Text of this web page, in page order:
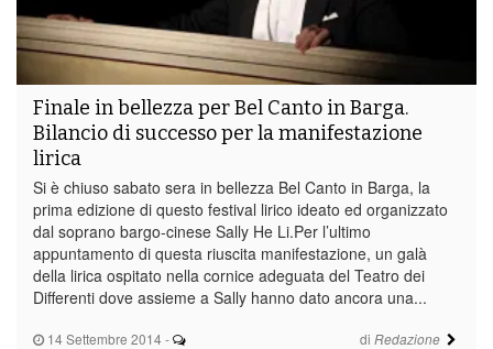
14 Settembre 2014 - di Redazione
Finale in bellezza per Bel Canto in Barga.
Bilancio di successo per la manifestazione
lirica
Si è chiuso sabato sera in bellezza Bel Canto in Barga, la
prima edizione di questo festival lirico ideato ed organizzato
dal soprano bargo-cinese Sally He Li.Per l’ultimo
appuntamento di questa riuscita manifestazione, un galà
della lirica ospitato nella cornice adeguata del Teatro dei
Differenti dove assieme a Sally hanno dato ancora una...